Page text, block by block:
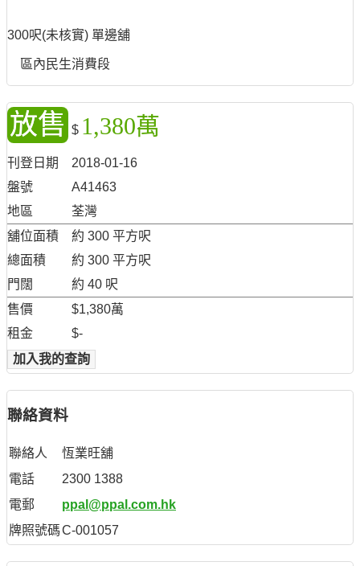
300呎(未核實) 單邊舖
區內民生消費段
放售 $ 1,380萬
刊登日期
2018-01-16
盤號
A41463
地區
荃灣
舖位面積
約 300 平方呎
總面積
約 300 平方呎
門闊
約 40 呎
售價
$1,380萬
租金
$-
加入我的查詢
聯絡資料
聯絡人
恆業旺舖
電話
2300 1388
電郵
ppal@ppal.com.hk
牌照號碼C-001057